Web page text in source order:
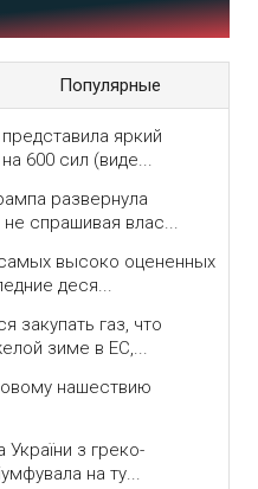
Популярные
яркий
600 сил (виде...
развернула
не спрашивая влас...
высоко оцененных
деся...
закупать газ, что
зиме в ЕС,...
нашествию
України з греко-
на ту...